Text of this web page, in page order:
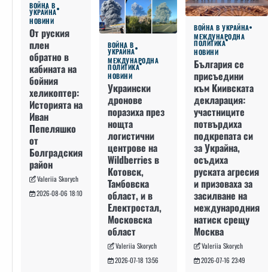
ВОЙНА В
УКРАЙНА
НОВИНИ
От руския
плен
обратно в
кабината на
бойния
хеликоптер:
Историята на
Иван
Пепеляшко
от
Болградския
район
Valeriia Skorych
2026-08-06 18:10
ВОЙНА В
УКРАЙНА
МЕЖДУНАРОДНА
ПОЛИТИКА
НОВИНИ
Украински
дронове
поразиха през
нощта
логистични
центрове на
Wildberries в
Котовск,
Тамбовска
област, и в
Електростал,
Московска
област
Valeriia Skorych
2026-07-18 13:56
ВОЙНА В УКРАЙНА
МЕЖДУНАРОДНА
ПОЛИТИКА
НОВИНИ
България се
присъедини
към Киивската
декларация:
участниците
потвърдиха
подкрепата си
за Украйна,
осъдиха
руската агресия
и призоваха за
засилване на
международния
натиск срещу
Москва
Valeriia Skorych
2026-07-16 23:49